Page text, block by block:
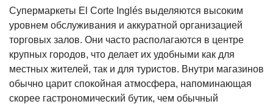
Супермаркеты El Corte Inglés выделяются высоким
уровнем обслуживания и аккуратной организацией
торговых залов. Они часто располагаются в центре
крупных городов, что делает их удобными как для
местных жителей, так и для туристов. Внутри магазинов
обычно царит спокойная атмосфера, напоминающая
скорее гастрономический бутик, чем обычный